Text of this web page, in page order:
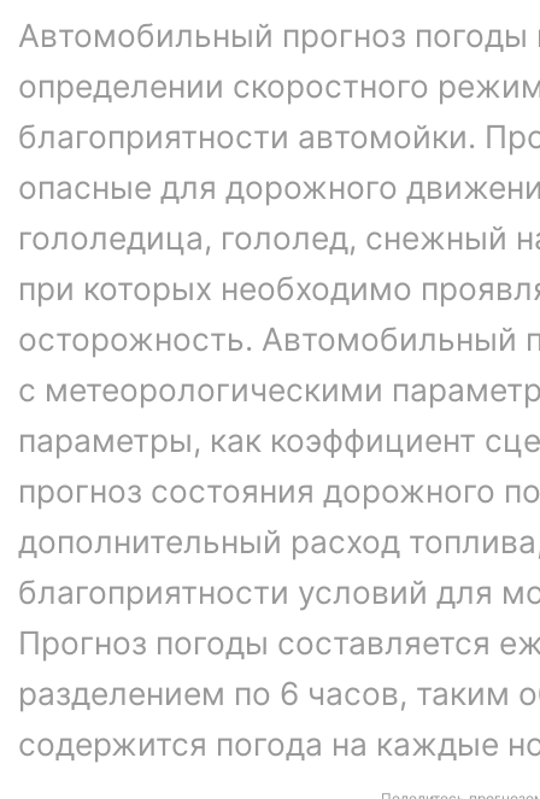
Автомобильный прогноз погоды
определении скоростного
благоприятности автомойки.
опасные для дорожного
гололедица, гололед, снежный
при которых необходимо
осторожность. Автомобильный
с метеорологическими
параметры, как коэффициент
прогноз состояния дорожного
дополнительный расход
благоприятности условий для
Прогноз погоды составляется
разделением по 6 часов, таким
содержится погода на каждые